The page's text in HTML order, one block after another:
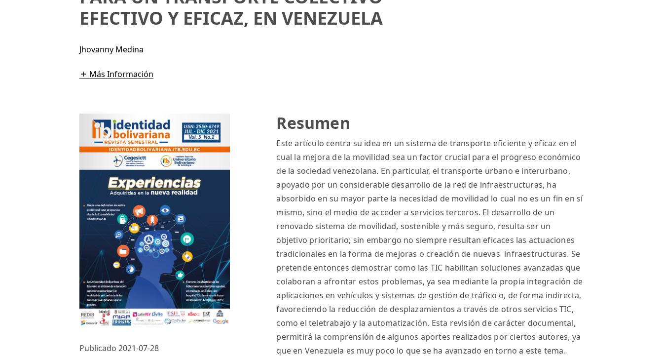
EFECTIVO Y EFICAZ, EN VENEZUELA
Jhovanny Medina
Más Información
Publicado 2021-07-28
Resumen
Este artículo centra su idea en un sistema de transporte eficiente y eficaz en el
cual la mejora de la movilidad sea un factor crucial para el progreso económico
de la sociedad venezolana. En particular, el transporte urbano e interurbano,
apoyado por un considerable desarrollo de la red de infraestructuras, ha
absorbido en su mayor parte la necesidad de movilidad lo cual no es un fin en sí
mismo, sino el medio de acceder a servicios terceros. El desarrollo de un
renovado sistema de movilidad, sostenible y más seguro, resulta ser un
objetivo prioritario; sin embargo no siempre resultan eficaces las actuaciones
tradicionales en la forma de mejoras o creación de nuevas infraestructuras. Se
pretende entonces demostrar como las TIC habilitan soluciones avanzadas que
colaboran a afrontar estos problemas, ya sea mediante la propia integración de
aplicaciones en vehículos y sistemas de gestión de tráfico o, de forma indirecta,
favoreciendo la reducción de desplazamientos a través de otros servicios TIC,
como el teletrabajo y la automatización. Esta revisión de carácter documental,
permitirá la comprensión de algunos aportes realizados por ciertos autores, ya
que en Venezuela es muy poco lo que se ha avanzado en torno a este tema.